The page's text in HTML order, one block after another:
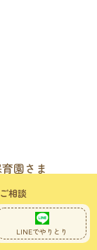
相談
LINEでやりとり
園さま